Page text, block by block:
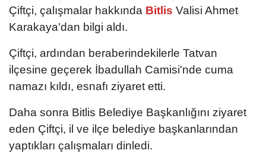
Çiftçi, çalışmalar hakkında Bitlis Valisi Ahmet
Karakaya'dan bilgi aldı.
Çiftçi, ardından beraberindekilerle Tatvan
ilçesine geçerek İbadullah Camisi'nde cuma
namazı kıldı, esnafı ziyaret etti.
Daha sonra Bitlis Belediye Başkanlığını ziyaret
eden Çiftçi, il ve ilçe belediye başkanlarından
yaptıkları çalışmaları dinledi.